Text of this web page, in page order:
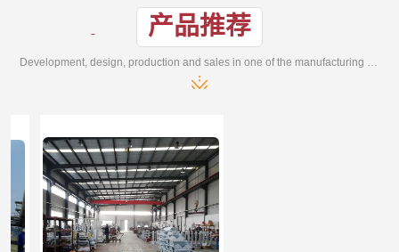
产品推荐